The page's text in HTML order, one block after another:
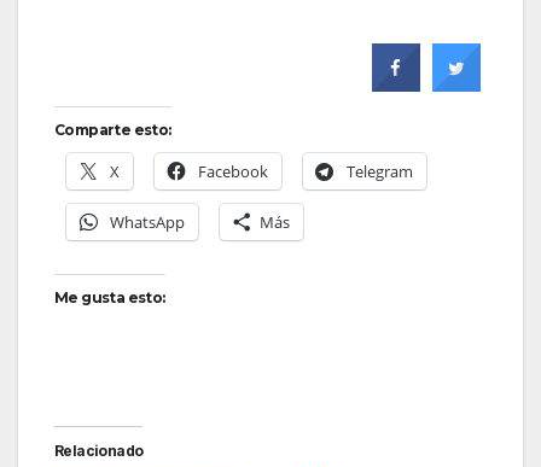
Comparte esto:
X Facebook Telegram
WhatsApp Más
Me gusta esto:
Relacionado